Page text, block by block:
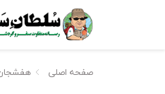
صفحه اصلی